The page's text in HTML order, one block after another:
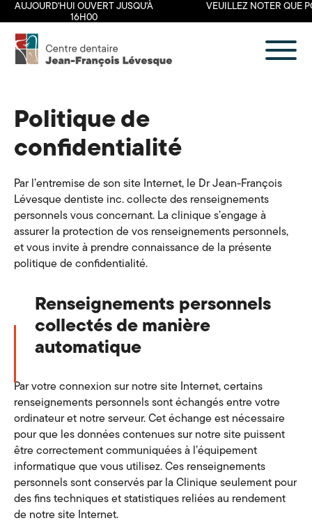
AUJOURD'HUI OUVERT JUSQU'À
16H00
VEUILLEZ NOTER QUE
Jean-
À propos
Nos services
Section patient
Nous joindre
en
Politique de
confidentialité
Par l’entremise de son site Internet, le Dr Jean-François
Lévesque dentiste inc. collecte des renseignements
personnels vous concernant. La clinique s’engage à
assurer la protection de vos renseignements personnels,
et vous invite à prendre connaissance de la présente
politique de confidentialité.
Renseignements personnels
collectés de manière
automatique
Par votre connexion sur notre site Internet, certains
renseignements personnels sont échangés entre votre
ordinateur et notre serveur. Cet échange est nécessaire
pour que les données contenues sur notre site puissent
être correctement communiquées à l’équipement
informatique que vous utilisez. Ces renseignements
personnels sont conservés par la Clinique seulement pour
des fins techniques et statistiques reliées au rendement
de notre site Internet.